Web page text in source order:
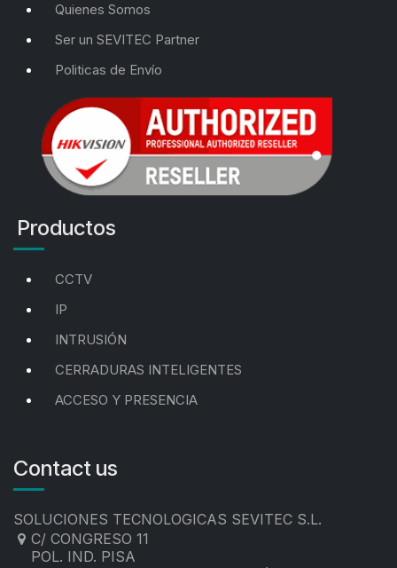
Quienes Somos
Ser un SEVITEC Partner
Politicas de Envío
Productos
CCTV
IP
INTRUSIÓN
CERRADURAS INTELIGENTES
ACCESO Y PRESENCIA
Contact us
SOLUCIONES TECNOLOGICAS SEVITEC S.L.
C/ CONGRESO 11
POL. IND. PISA